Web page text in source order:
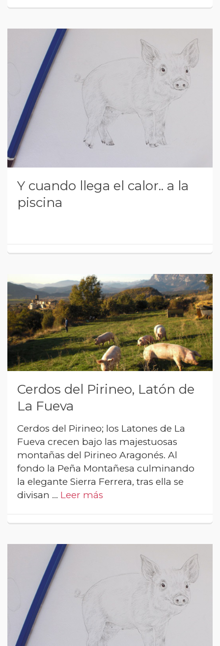
Y cuando llega el calor.. a la
piscina
Cerdos del Pirineo, Latón de
La Fueva
Cerdos del Pirineo; los Latones de La
Fueva crecen bajo las majestuosas
montañas del Pirineo Aragonés. Al
fondo la Peña Montañesa culminando
la elegante Sierra Ferrera, tras ella se
divisan … Leer más